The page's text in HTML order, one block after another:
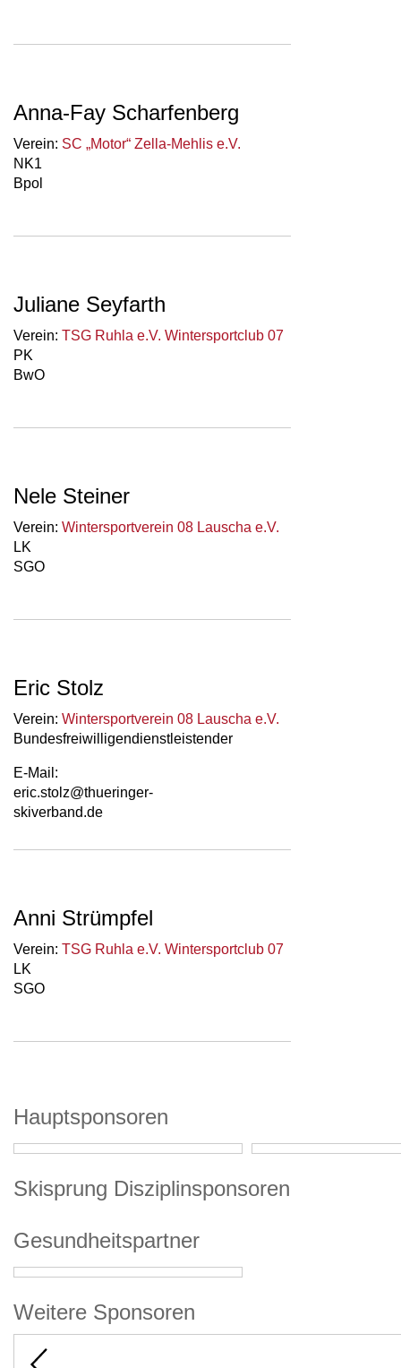
Anna-Fay Scharfenberg
Verein: SC „Motor“ Zella-Mehlis e.V.
NK1
Bpol
Juliane Seyfarth
Verein: TSG Ruhla e.V. Wintersportclub 07
PK
BwO
Nele Steiner
Verein: Wintersportverein 08 Lauscha e.V.
LK
SGO
Eric Stolz
Verein: Wintersportverein 08 Lauscha e.V.
Bundesfreiwilligendienstleistender
E-Mail:
eric.stolz@thueringer-
skiverband.de
Anni Strümpfel
Verein: TSG Ruhla e.V. Wintersportclub 07
LK
SGO
Hauptsponsoren
Skisprung Disziplinsponsoren
Gesundheitspartner
Weitere Sponsoren